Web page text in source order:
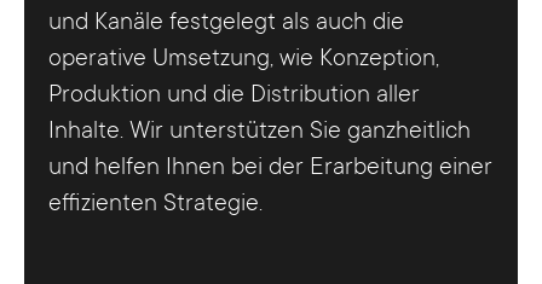
und Kanäle festgelegt als auch die
operative Umsetzung, wie Konzeption,
Produktion und die Distribution aller
Inhalte. Wir unterstützen Sie ganzheitlich
und helfen Ihnen bei der Erarbeitung einer
effizienten Strategie.